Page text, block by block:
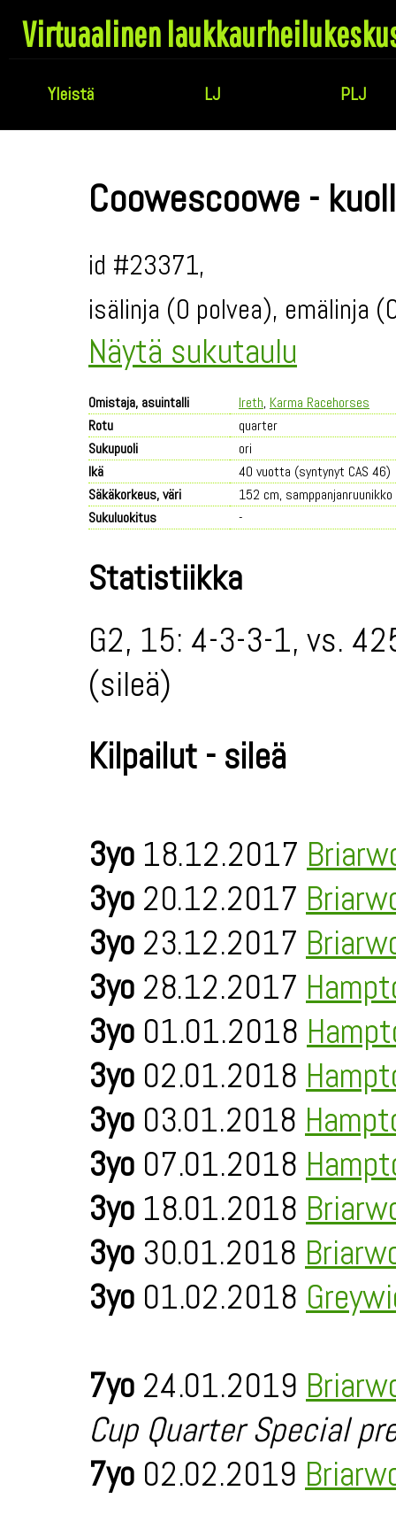
Virtuaalinen
Yleistä LJ PLJ
Coowescoowe -
id #23371,
isälinja (0 polvea), emälinja
Näytä sukutaulu
Omistaja, asuintalli Ireth, Karma Racehorses
Rotu
quarter
Sukupuoli
ori
Ikä
40 vuotta (syntynyt CAS 46)
Säkäkorkeus, väri
152 cm, samppanjanruunikko
Sukuluokitus
-
Statistiikka
G2, 15: 4-3-3-1, vs.
(sileä)
Kilpailut - sileä
3yo 18.12.2017
3yo 20.12.2017
3yo 23.12.2017
3yo 28.12.2017
3yo 01.01.2018
3yo 02.01.2018
3yo 03.01.2018
3yo 07.01.2018
3yo 18.01.2018
3yo 30.01.2018
3yo 01.02.2018
7yo 24.01.2019
Cup Quarter Special
7yo 02.02.2019